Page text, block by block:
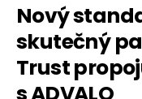
Nový
skutečný
Trust
s ADVALO